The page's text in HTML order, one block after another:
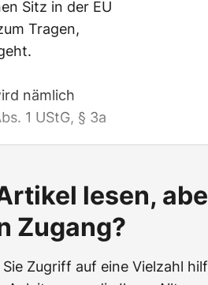
Sitz in der EU
Tragen,
nämlich
1 UStG, § 3a
lesen,
Zugang?
Zugriff auf eine Vielzahl